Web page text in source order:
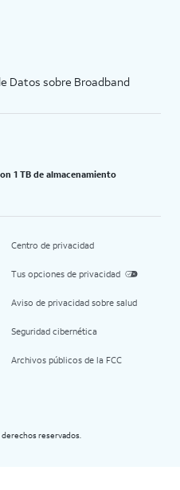
Datos sobre Broadband
1 TB de almacenamiento
Centro de privacidad
Tus opciones de privacidad
Aviso de privacidad sobre salud
Seguridad cibernética
Archivos públicos de la FCC
derechos reservados.